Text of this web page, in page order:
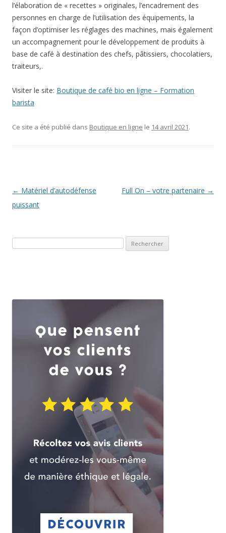
l’élaboration de « recettes » originales, l’encadrement des
personnes en charge de l’utilisation des équipements, la
façon d’optimiser les réglages des machines, mais également
un accompagnement pour le développement de produits à
base de café à destination des chefs, pâtissiers, chocolatiers,
traiteurs,.
Visiter le site: Boutique de café bio en ligne – Formation
barista
Ce site a été publié dans Boutique en ligne le 14 avril 2021.
Navigation des articles
← Matériel d’autodéfense
puissant
Full On – votre partenaire →